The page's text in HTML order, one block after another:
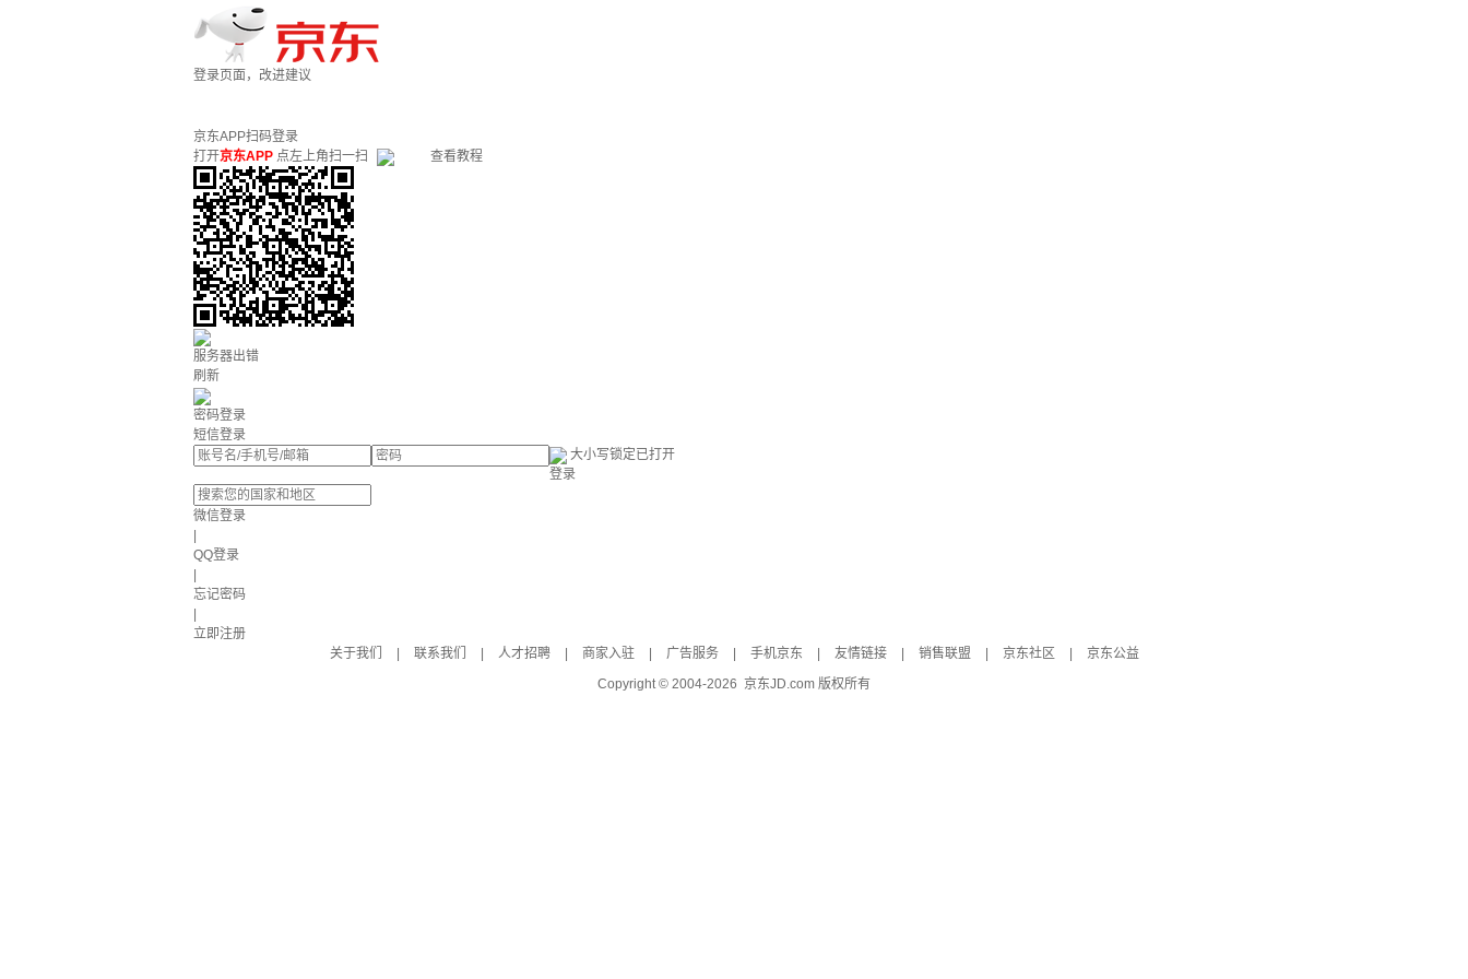
登录页面，改进建议
京东APP扫码登录
打开京东APP 点左上角扫一扫 查看教程
服务器出错
刷新
密码登录
短信登录
大小写锁定已打开
登录
微信登录
QQ登录
忘记密码
立即注册
关于我们
联系我们 人才招聘 商家入驻 广告服务 手机京东 友情链接 销售联盟 京东社区
京东公益
Copyright © 2004-2026 京东JD.com 版权所有